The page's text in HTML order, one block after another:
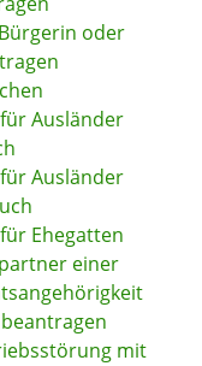
oder
Ausländer
Ausländer
Ehegatten
einer
mit